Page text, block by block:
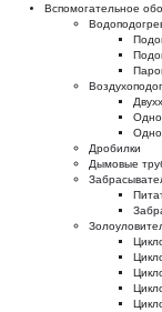
Вспомогательное
Дробилки
Дымовые